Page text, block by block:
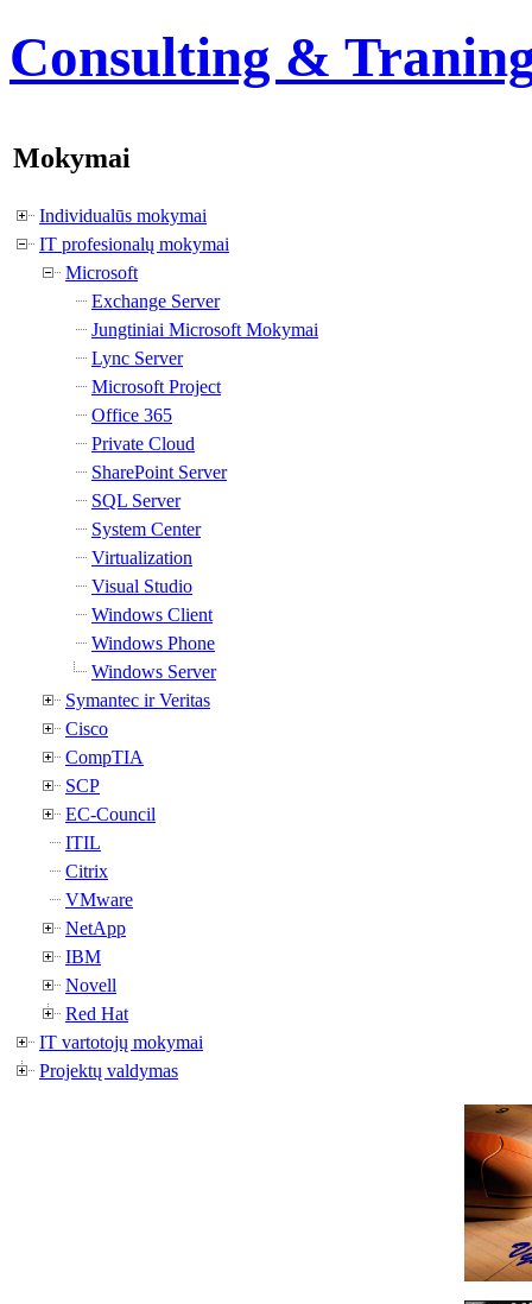
Consulting &
Mokymai
Individualūs mokymai
IT profesionalų mokymai
Microsoft
Exchange Server
Jungtiniai Microsoft Mokymai
Lync Server
Microsoft Project
Office 365
Private Cloud
SharePoint Server
SQL Server
System Center
Virtualization
Visual Studio
Windows Client
Windows Phone
Windows Server
Symantec ir Veritas
Cisco
CompTIA
SCP
EC-Council
ITIL
Citrix
VMware
NetApp
IBM
Novell
Red Hat
IT vartotojų mokymai
Projektų valdymas